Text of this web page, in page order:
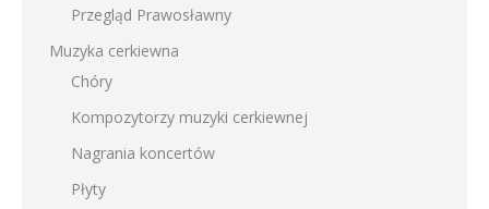
Przegląd Prawosławny
Muzyka cerkiewna
Chóry
Kompozytorzy muzyki cerkiewnej
Nagrania koncertów
Płyty